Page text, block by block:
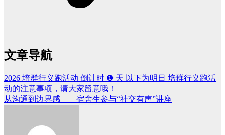
文章导航
2026 培群行义跑活动 倒计时 ❶ 天 以下为明日 培群行义跑活
动的注意事项，请大家留意哦！
从沟通到边界感——宿舍生参与“社交有声”讲座